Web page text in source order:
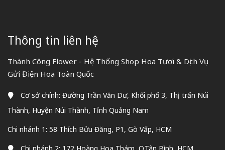
Thông tin liên hệ
Thành Công Flower - Hệ Thống Shop Hoa Tươi & Dịch Vụ
Gửi Điện Hoa Toàn Quốc
Cơ sở chính: Đường Trần Văn Dư, Khối phố 3, Thị trấn Núi
Thành, Huyện Núi Thành, Tỉnh Quảng Nam
Chi nhánh 1: 58 Thích Bửu Đăng, P1, Gò Vấp, HCM